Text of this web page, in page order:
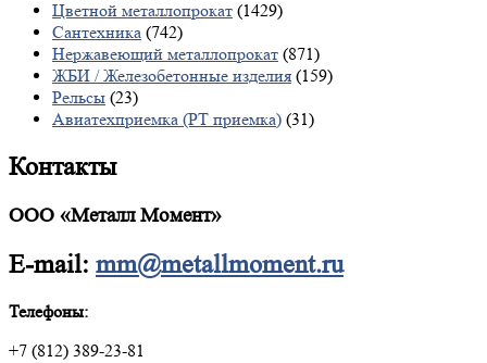
Цветной металлопрокат (1429)
Сантехника (742)
Нержавеющий металлопрокат (871)
ЖБИ / Железобетонные изделия (159)
Рельсы (23)
Авиатехприемка (РТ приемка) (31)
Контакты
ООО «Металл Момент»
E-mail: mm@metallmoment.ru
Телефоны:
+7 (812) 389-23-81